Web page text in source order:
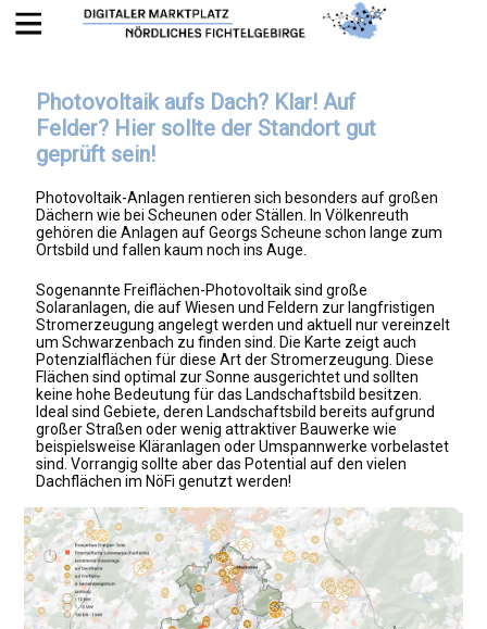
Photovoltaik aufs Dach? Klar! Auf
Felder? Hier sollte der Standort gut
geprüft sein!
Photovoltaik-Anlagen rentieren sich besonders auf großen
Dächern wie bei Scheunen oder Ställen. In Völkenreuth
gehören die Anlagen auf Georgs Scheune schon lange zum
Ortsbild und fallen kaum noch ins Auge.
Sogenannte Freiflächen-Photovoltaik sind große
Solaranlagen, die auf Wiesen und Feldern zur langfristigen
Stromerzeugung angelegt werden und aktuell nur vereinzelt
um Schwarzenbach zu finden sind. Die Karte zeigt auch
Potenzialflächen für diese Art der Stromerzeugung. Diese
Flächen sind optimal zur Sonne ausgerichtet und sollten
keine hohe Bedeutung für das Landschaftsbild besitzen.
Ideal sind Gebiete, deren Landschaftsbild bereits aufgrund
großer Straßen oder wenig attraktiver Bauwerke wie
beispielsweise Kläranlagen oder Umspannwerke vorbelastet
sind. Vorrangig sollte aber das Potential auf den vielen
Dachflächen im NöFi genutzt werden!